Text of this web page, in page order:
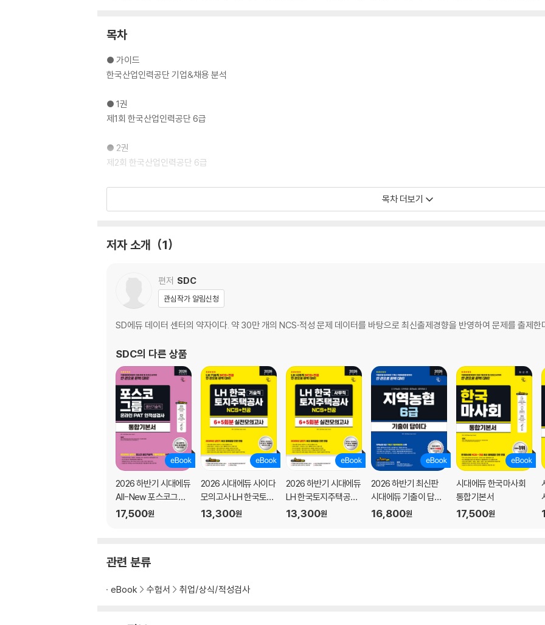
목차
● 가이드
한국산업인력공단 기업&채용 분석
● 1권
제1회 한국산업인력공단 6급
● 2권
제2회 한국산업인력공단 6급
● 3권
제4회 한국산업인력공단 6급
OMR 답안카드
목차 더보기
저자 소개 1
편저 SDC
관심작가 알림신청
SD에듀 데이터 센터의 약자이다. 약 30만 개의 NCS·적성 문제 데이터를 바탕으로 최신출제경향을 반영하여 문제를 출제한
SDC의 다른 상품
2026 하반기 시대에듀
All-New 포스코그룹
온라인 PAT 생산기술
17,500원
2026 시대에듀 사이다
모의고사 LH 한국토지
주택공사 기술직 NCS
13,300원
2026 하반기 시대에듀
LH 한국토지주택공사
사무직 NCS&전공 실
13,300원
2026 하반기 최신판
시대에듀 기출이 답이
다 NCS 지역농협 6급
16,800원
시대에듀 한국마사회
통합기본서
17,500원
관련 분류
eBook 수험서 취업/상식/적성검사